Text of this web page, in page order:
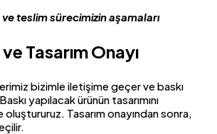
teslim sürecimizin aşamaları
Tasarım Onayı
bizimle iletişime geçer ve baskı
yapılacak ürünün tasarımını
Tasarım onayından sonra,